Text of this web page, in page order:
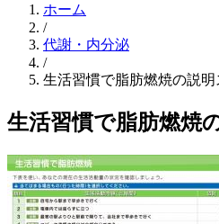
ホーム
/
代謝・内分泌
/
生活習慣で脂肪燃焼の説明
生活習慣で脂肪燃焼